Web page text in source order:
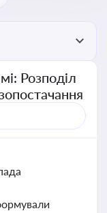
Розподіл